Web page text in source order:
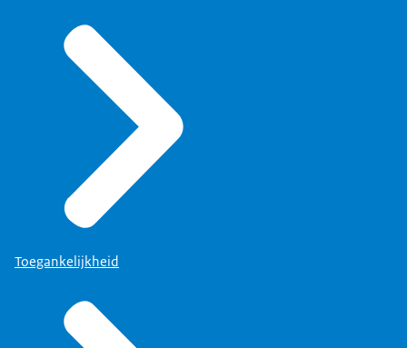
Toegankelijkheid